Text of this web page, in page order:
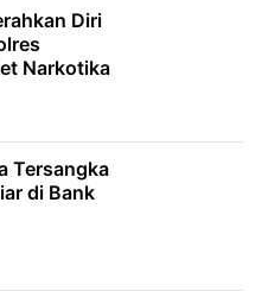
Diri
Narkotika
Tersangka
di Bank